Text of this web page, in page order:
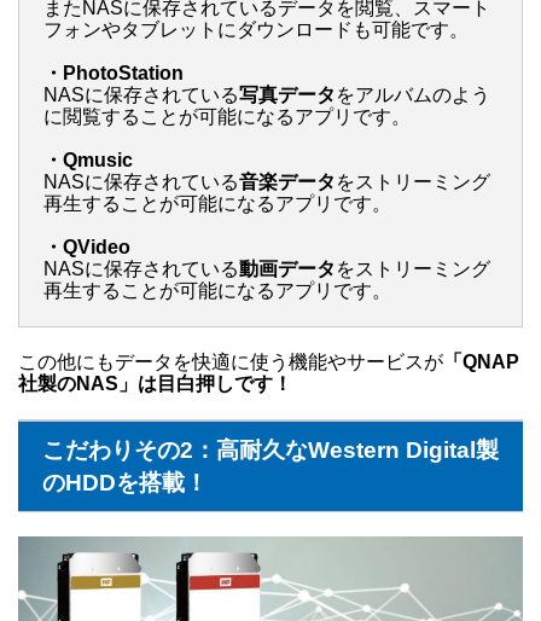
またNASに保存されているデータを閲覧、スマート
フォンやタブレットにダウンロードも可能です。
・PhotoStation
NASに保存されている写真データ をアルバムのよう
に閲覧することが可能になるアプリです。
・Qmusic
NASに保存されている音楽データ をストリーミング
再生することが可能になるアプリです。
・QVideo
NASに保存されている動画データ をストリーミング
再生することが可能になるアプリです。
この他にもデータを快適に使う機能やサービスが 「QNAP
社製のNAS」は目白押しです！
こだわりその2：高耐久なWestern Digital製
のHDDを搭載！